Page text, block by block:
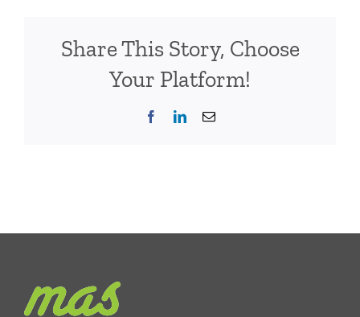
Share This Story, Choose
Your Platform!
FacebookLinkedInEmail